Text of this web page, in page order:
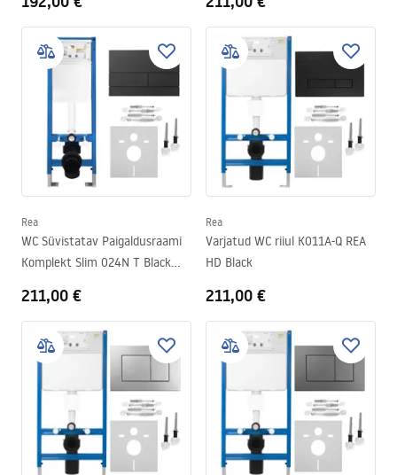
Rea
WC Süvistatav Paigaldusraami
Komplekt Slim 024N T Black
211,00 €
Rea
Varjatud WC riiul K011A-Q REA
HD Black
211,00 €